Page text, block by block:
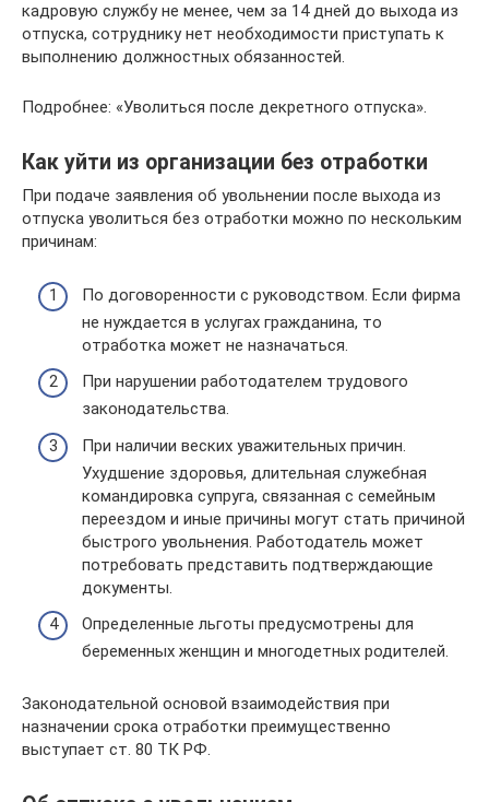
кадровую службу не менее, чем за 14 дней до выхода из
отпуска, сотруднику нет необходимости приступать к
выполнению должностных обязанностей.
Подробнее: «Уволиться после декретного отпуска».
Как уйти из организации без отработки
При подаче заявления об увольнении после выхода из
отпуска уволиться без отработки можно по нескольким
причинам:
По договоренности с руководством. Если фирма
не нуждается в услугах гражданина, то
отработка может не назначаться.
При нарушении работодателем трудового
законодательства.
При наличии веских уважительных причин.
Ухудшение здоровья, длительная служебная
командировка супруга, связанная с семейным
переездом и иные причины могут стать причиной
быстрого увольнения. Работодатель может
потребовать представить подтверждающие
документы.
Определенные льготы предусмотрены для
беременных женщин и многодетных родителей.
Законодательной основой взаимодействия при
назначении срока отработки преимущественно
выступает ст. 80 ТК РФ.